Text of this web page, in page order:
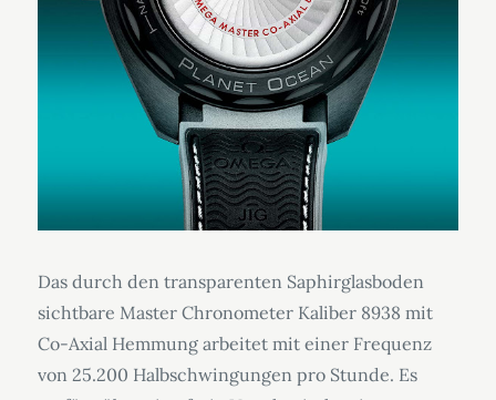
Das durch den transparenten Saphirglasboden
sichtbare Master Chronometer Kaliber 8938 mit
Co-Axial Hemmung arbeitet mit einer Frequenz
von 25.200 Halbschwingungen pro Stunde. Es